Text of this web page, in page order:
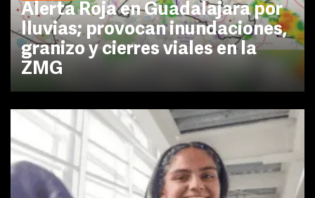
Alerta Roja en Guadalajara por
lluvias; provocan inundaciones,
granizo y cierres viales en la
ZMG